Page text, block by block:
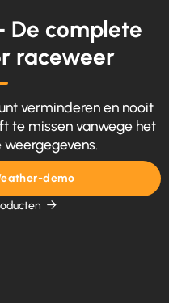
De complete
raceweer
verminderen en nooit
te missen vanwege het
demo
